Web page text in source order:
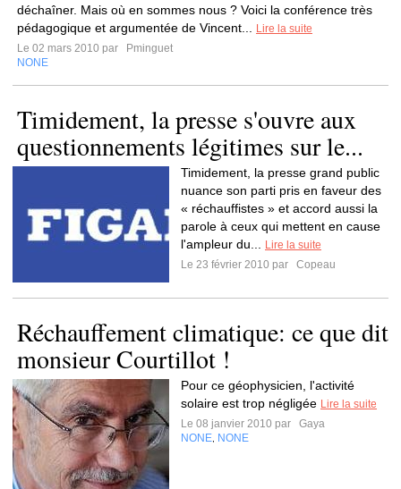
déchaîner. Mais où en sommes nous ? Voici la conférence très
pédagogique et argumentée de Vincent...
Lire la suite
Le 02 mars 2010 par
Pminguet
NONE
Timidement, la presse s'ouvre aux
questionnements légitimes sur le...
Timidement, la presse grand public
nuance son parti pris en faveur des
« réchauffistes » et accord aussi la
parole à ceux qui mettent en cause
l'ampleur du...
Lire la suite
Le 23 février 2010 par
Copeau
Réchauffement climatique: ce que dit
monsieur Courtillot !
Pour ce géophysicien, l'activité
solaire est trop négligée Lire la suite
Le 08 janvier 2010 par
Gaya
NONE NONE